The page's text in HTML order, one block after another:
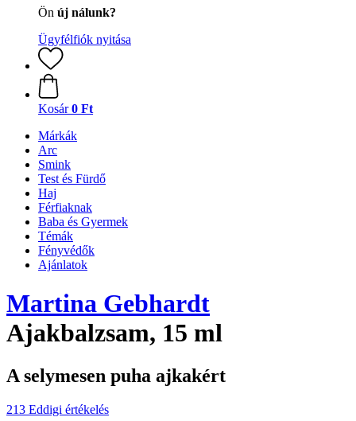
Ön új nálunk?
Ügyfélfiók nyitása
Kosár 0 Ft
Márkák
Arc
Smink
Test és Fürdő
Haj
Férfiaknak
Baba és Gyermek
Témák
Fényvédők
Ajánlatok
Martina Gebhardt
Ajakbalzsam, 15 ml
A selymesen puha ajkakért
213 Eddigi értékelés